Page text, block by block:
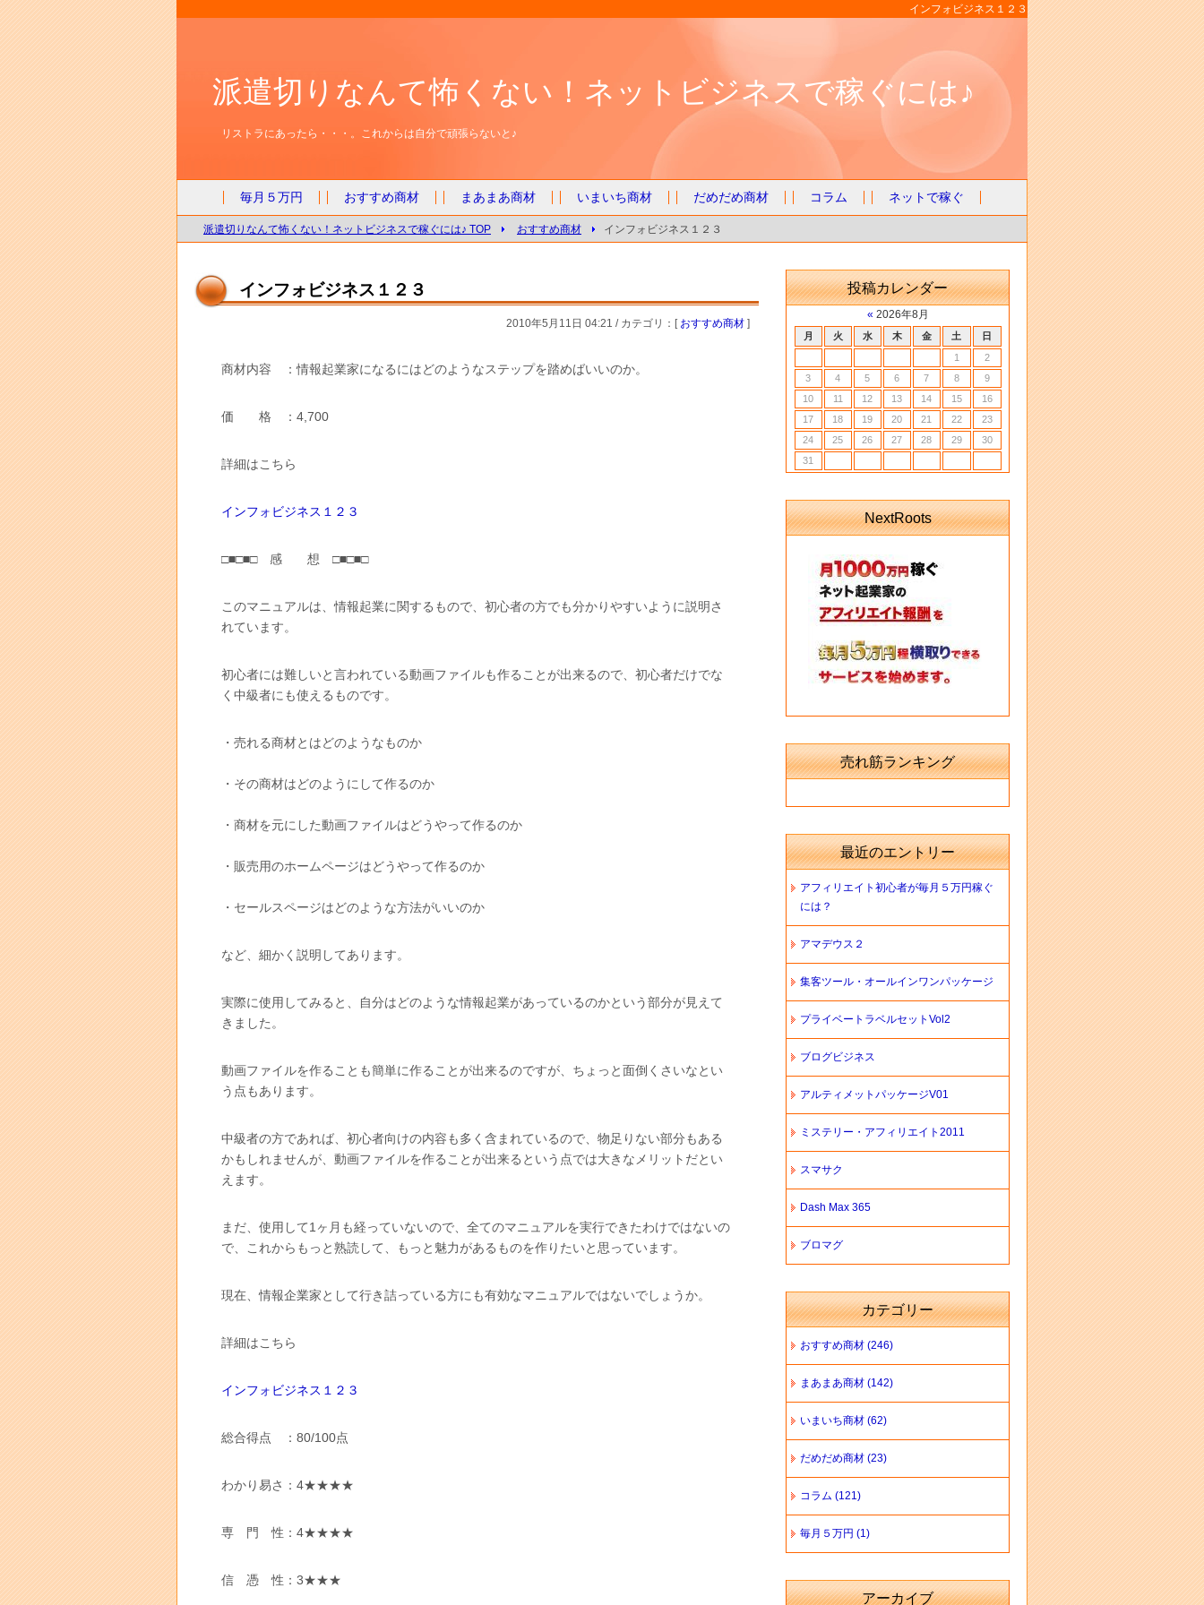
インフォビジネス１２３
派遣切りなんて怖くない！ネットビジネスで稼ぐには♪
リストラにあったら・・・。これからは自分で頑張らないと♪
毎月５万円 おすすめ商材 まあまあ商材 いまいち商材 だめだめ商材 コラム ネットで稼ぐ
派遣切りなんて怖くない！ネットビジネスで稼ぐには♪ TOP おすすめ商材 インフォビジネス１２３
インフォビジネス１２３
2010年5月11日 04:21 / カテゴリ：[ おすすめ商材 ]
商材内容 ：情報起業家になるにはどのようなステップを踏めばいいのか。
価 格 ：4,700
詳細はこちら
インフォビジネス１２３
□■□■□ 感 想 □■□■□
このマニュアルは、情報起業に関するもので、初心者の方でも分かりやすいように説明さ
れています。
初心者には難しいと言われている動画ファイルも作ることが出来るので、初心者だけでな
く中級者にも使えるものです。
・売れる商材とはどのようなものか
・その商材はどのようにして作るのか
・商材を元にした動画ファイルはどうやって作るのか
・販売用のホームページはどうやって作るのか
・セールスページはどのような方法がいいのか
など、細かく説明してあります。
実際に使用してみると、自分はどのような情報起業があっているのかという部分が見えて
きました。
動画ファイルを作ることも簡単に作ることが出来るのですが、ちょっと面倒くさいなとい
う点もあります。
中級者の方であれば、初心者向けの内容も多く含まれているので、物足りない部分もある
かもしれませんが、動画ファイルを作ることが出来るという点では大きなメリットだとい
えます。
まだ、使用して1ヶ月も経っていないので、全てのマニュアルを実行できたわけではないの
で、これからもっと熟読して、もっと魅力があるものを作りたいと思っています。
現在、情報企業家として行き詰っている方にも有効なマニュアルではないでしょうか。
詳細はこちら
インフォビジネス１２３
総合得点 ：80/100点
わかり易さ：4★★★★
専 門 性：4★★★★
信 憑 性：3★★★
投稿カレンダー
« 2026年8月
月 火 水 木 金 土
日
1
2
3
4 5 6 7 8
9
10
11 12 13 14 15
16
17
18 19 20 21 22
23
24
25 26 27 28 29
30
31
NextRoots
売れ筋ランキング
最近のエントリー
アフィリエイト初心者が毎月５万円稼ぐ
には？
アマデウス２
集客ツール・オールインワンパッケージ
プライベートラベルセットVol2
ブログビジネス
アルティメットパッケージV01
ミステリー・アフィリエイト2011
スマサク
Dash Max 365
ブロマグ
カテゴリー
おすすめ商材 (246)
まあまあ商材 (142)
いまいち商材 (62)
だめだめ商材 (23)
コラム (121)
毎月５万円 (1)
アーカイブ